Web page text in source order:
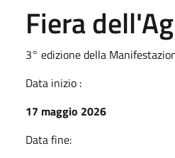
Fiera
3° edizione della
Data inizio :
17 maggio 2026
Data fine: